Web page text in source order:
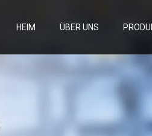
HEIM ÜBER UNS